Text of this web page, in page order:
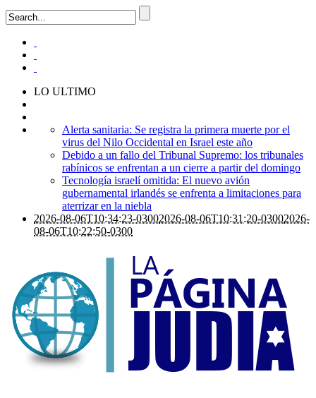
LO ULTIMO
Alerta sanitaria: Se registra la primera muerte por el
virus del Nilo Occidental en Israel este año
Debido a un fallo del Tribunal Supremo: los tribunales
rabínicos se enfrentan a un cierre a partir del domingo
Tecnología israelí omitida: El nuevo avión
gubernamental irlandés se enfrenta a limitaciones para
aterrizar en la niebla
2026-08-06T10:34:23-03002026-08-06T10:31:20-03002026-
08-06T10:22:50-0300